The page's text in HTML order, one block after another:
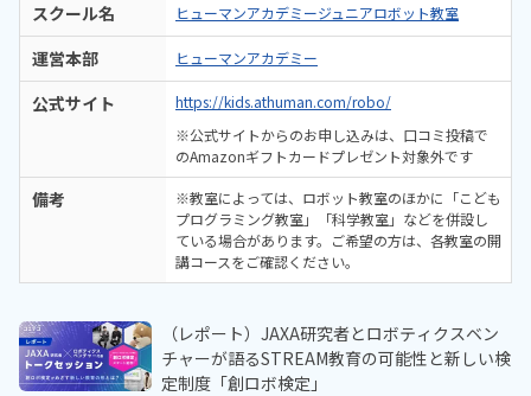
スクール名 ヒューマンアカデミージュニアロボット教室
運営本部 ヒューマンアカデミー
公式サイト
https://kids.athuman.com/robo/
※公式サイトからのお申し込みは、口コミ投稿で
のAmazonギフトカードプレゼント対象外です
備考
※教室によっては、ロボット教室のほかに「こども
プログラミング教室」「科学教室」などを併設し
ている場合があります。ご希望の方は、各教室の開
講コースをご確認ください。
（レポート）JAXA研究者とロボティクスベン
チャーが語るSTREAM教育の可能性と新しい検
定制度「創ロボ検定」